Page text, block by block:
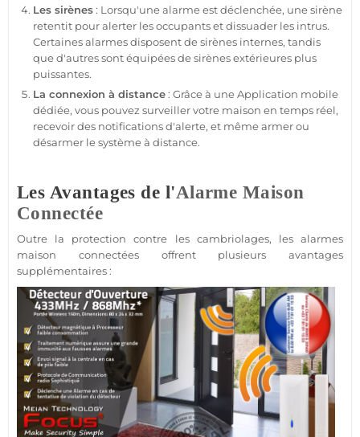
Les sirènes: Lorsqu'unealarmeest déclenchée, unesirène
retentit pour alerter les occupants et dissuader les intrus.
Certaines alarmes disposent de sirènes internes, tandis
que d'autres sont équipées de sirènes extérieures plus
puissantes.
La connexion à distance: Grâce à uneApplication mobile
dédiée, vous pouvez surveiller votre maison en temps réel,
recevoir des notifications d'alerte, et même armer ou
désarmer lesystèmeà distance.
Les Avantages de l'Alarme Maison
Connectée
Outre la protection contre les cambriolages, les alarmes
maison connectées offrent plusieurs avantages
supplémentaires :